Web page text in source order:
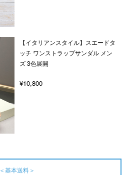
【イタリアンスタイル】スエードタ
ッチ ワンストラップサンダル メン
ズ 3色展開
¥10,800
＜基本送料＞